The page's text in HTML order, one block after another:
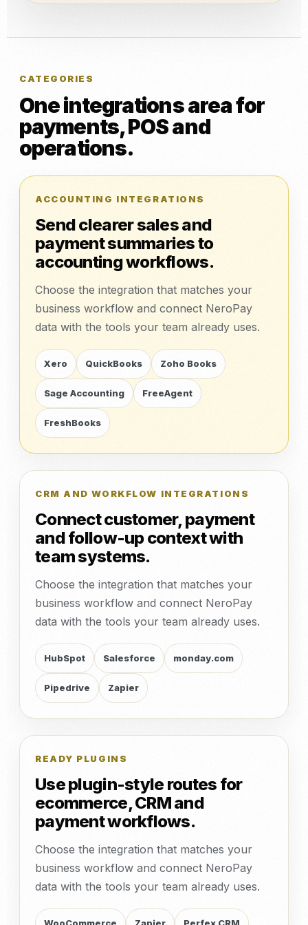
CATEGORIES
One integrations area for
payments, POS and
operations.
ACCOUNTING INTEGRATIONS
Send clearer sales and
payment summaries to
accounting workflows.
Choose the integration that matches your
business workflow and connect NeroPay
data with the tools your team already uses.
Xero QuickBooks Zoho Books
Sage Accounting FreeAgent
FreshBooks
CRM AND WORKFLOW INTEGRATIONS
Connect customer, payment
and follow-up context with
team systems.
Choose the integration that matches your
business workflow and connect NeroPay
data with the tools your team already uses.
HubSpot Salesforce monday.com
Pipedrive Zapier
READY PLUGINS
Use plugin-style routes for
ecommerce, CRM and
payment workflows.
Choose the integration that matches your
business workflow and connect NeroPay
data with the tools your team already uses.